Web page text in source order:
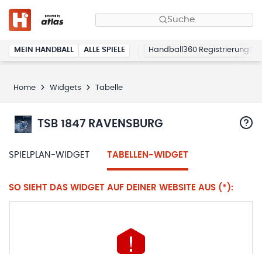
Suche
MEIN HANDBALL ALLE SPIELE Handball360 Registrierung
Home Widgets Tabelle
TSB 1847 RAVENSBURG
SPIELPLAN-WIDGET TABELLEN-WIDGET
SO SIEHT DAS WIDGET AUF DEINER WEBSITE AUS (*):